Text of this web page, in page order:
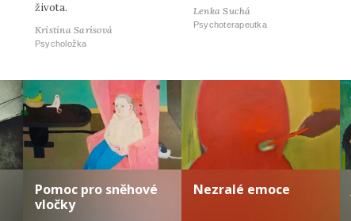
života.
Kristina Sarisová
Psycholožka
Lenka Suchá
Psychoterapeutka
Pomoc pro sněhové
vločky
Nezralé emoce